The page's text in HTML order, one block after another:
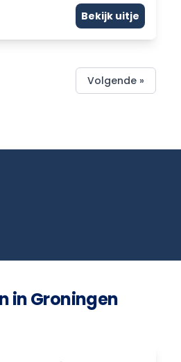
Bekijk uitje
Volgende »
in Groningen